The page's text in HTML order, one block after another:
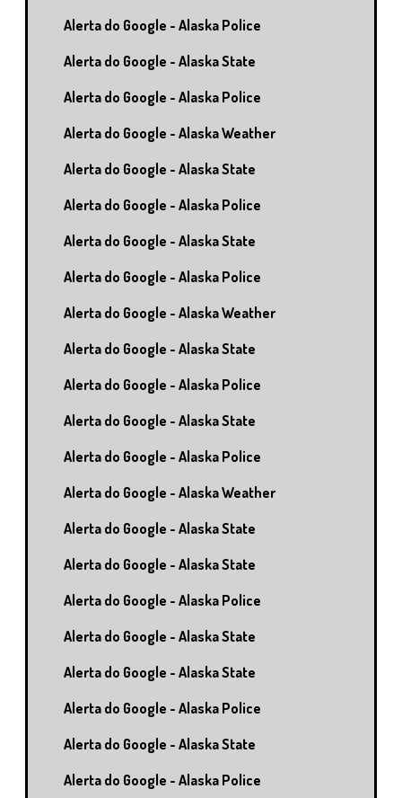
Alerta do Google - Alaska Police
Alerta do Google - Alaska State
Alerta do Google - Alaska Police
Alerta do Google - Alaska Weather
Alerta do Google - Alaska State
Alerta do Google - Alaska Police
Alerta do Google - Alaska State
Alerta do Google - Alaska Police
Alerta do Google - Alaska Weather
Alerta do Google - Alaska State
Alerta do Google - Alaska Police
Alerta do Google - Alaska State
Alerta do Google - Alaska Police
Alerta do Google - Alaska Weather
Alerta do Google - Alaska State
Alerta do Google - Alaska State
Alerta do Google - Alaska Police
Alerta do Google - Alaska State
Alerta do Google - Alaska State
Alerta do Google - Alaska Police
Alerta do Google - Alaska State
Alerta do Google - Alaska Police